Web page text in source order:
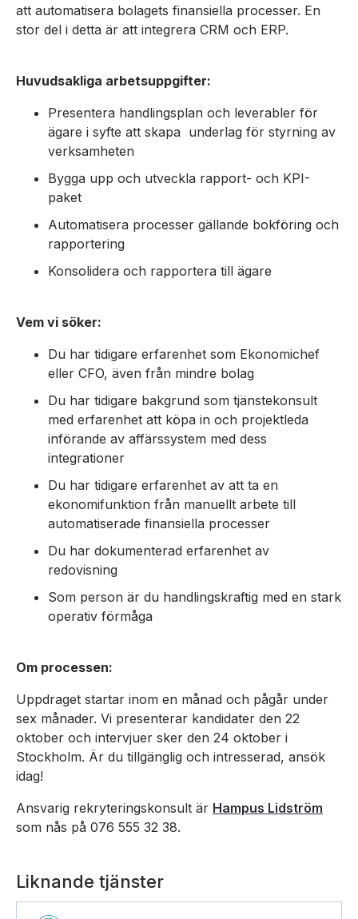
att automatisera bolagets finansiella processer. En
stor del i detta är att integrera CRM och ERP.
Huvudsakliga arbetsuppgifter:
Presentera handlingsplan och leverabler för
ägare i syfte att skapa underlag för styrning av
verksamheten
Bygga upp och utveckla rapport- och KPI-
paket
Automatisera processer gällande bokföring och
rapportering
Konsolidera och rapportera till ägare
Vem vi söker:
Du har tidigare erfarenhet som Ekonomichef
eller CFO, även från mindre bolag
Du har tidigare bakgrund som tjänstekonsult
med erfarenhet att köpa in och projektleda
införande av affärssystem med dess
integrationer
Du har tidigare erfarenhet av att ta en
ekonomifunktion från manuellt arbete till
automatiserade finansiella processer
Du har dokumenterad erfarenhet av
redovisning
Som person är du handlingskraftig med en stark
operativ förmåga
Om processen:
Uppdraget startar inom en månad och pågår under
sex månader. Vi presenterar kandidater den 22
oktober och intervjuer sker den 24 oktober i
Stockholm. Är du tillgänglig och intresserad, ansök
idag!
Ansvarig rekryteringskonsult är Hampus Lidström
som nås på 076 555 32 38.
Liknande tjänster